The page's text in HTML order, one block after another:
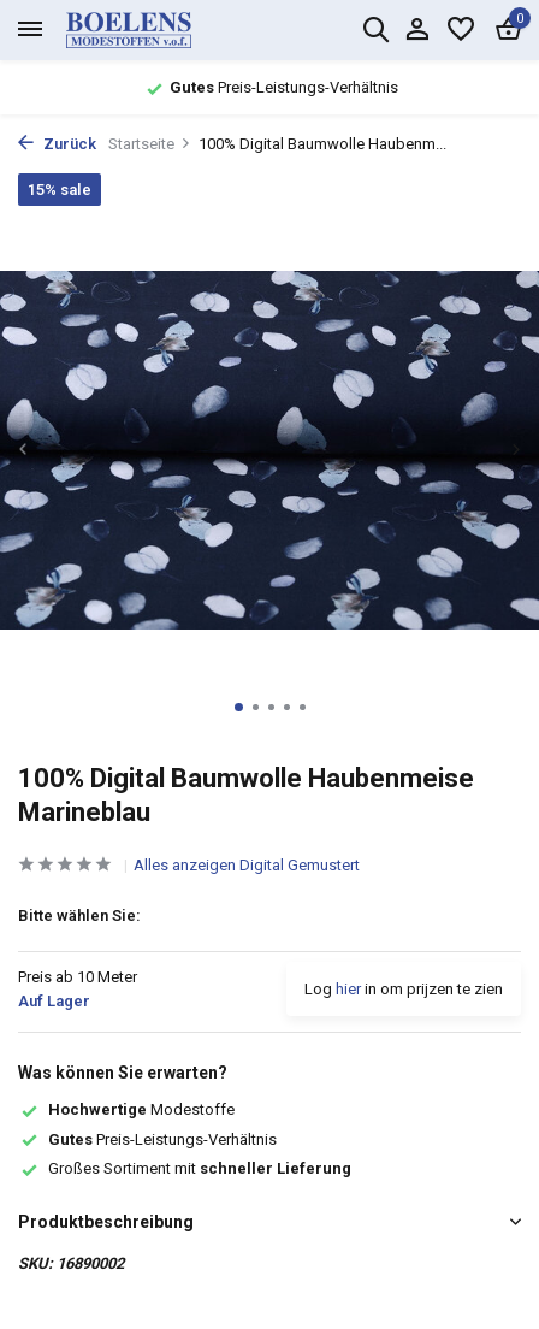
0
GutesPreis-Leistungs-Verhältnis
Zurück Startseite 100% Digital Baumwolle Haubenm...
100% Digital Baumwolle Haubenmeise
Marineblau
15% sale
Alles anzeigen Digital Gemustert
Bitte wählen Sie:
Preis ab 10 Meter
Auf Lager
Log hierin om prijzen te zien
Was können Sie erwarten?
Hochwertige Modestoffe
Gutes Preis-Leistungs-Verhältnis
Großes Sortiment mit schneller Lieferung
Produktbeschreibung
SKU: 16890002